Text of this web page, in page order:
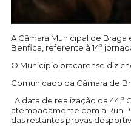
A Câmara Municipal de
Benfica, referente à 14ª
O Município bracarense diz
Comunicado da Câmara de
. A data de realização da
atempadamente com a Run
das restantes provas